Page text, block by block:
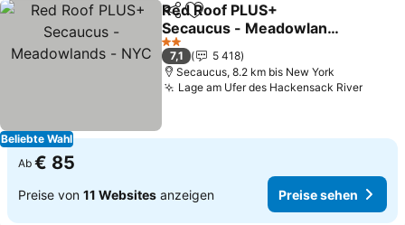
Beliebte Wahl
TeilenZu Favoriten hinzufügen
Red Roof PLUS+
Secaucus - Meadowlands
- NYC
2 Sterne
7,1
5 418
Secaucus, 8.2 km bis New York
Lage am Ufer des Hackensack River
Ab € 85
Preise von 11 Websites anzeigen Preise sehen